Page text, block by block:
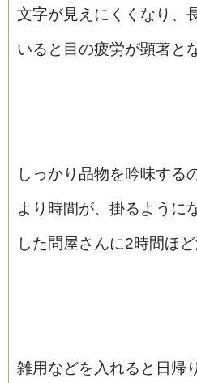
文字が見えにくくなり、
いると目の疲労が顕著と
しっかり品物を吟味する
より時間が、掛るように
した問屋さんに2時間ほど
雑用などを入れると日帰